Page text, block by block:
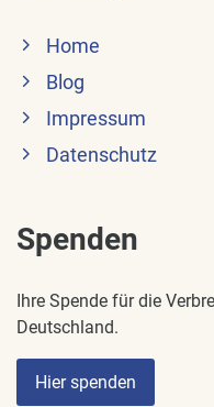
Home
Blog
Impressum
Datenschutz
Spenden
Ihre Spende für die
Deutschland.
Hier spenden